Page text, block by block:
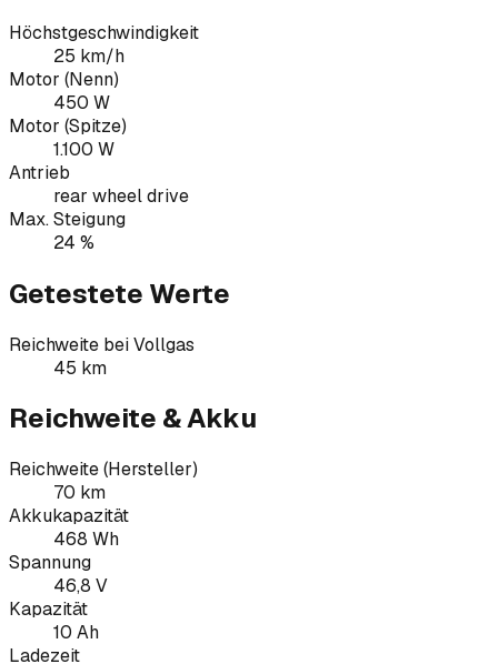
Höchstgeschwindigkeit
25 km/h
Motor (Nenn)
450 W
Motor (Spitze)
1.100 W
Antrieb
rear wheel drive
Max. Steigung
24 %
Getestete Werte
Reichweite bei Vollgas
45 km
Reichweite & Akku
Reichweite (Hersteller)
70 km
Akkukapazität
468 Wh
Spannung
46,8 V
Kapazität
10 Ah
Ladezeit